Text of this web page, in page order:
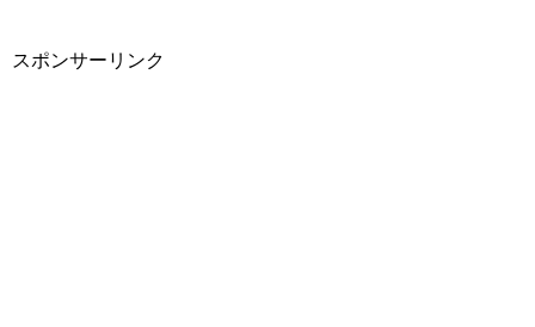
スポンサーリンク